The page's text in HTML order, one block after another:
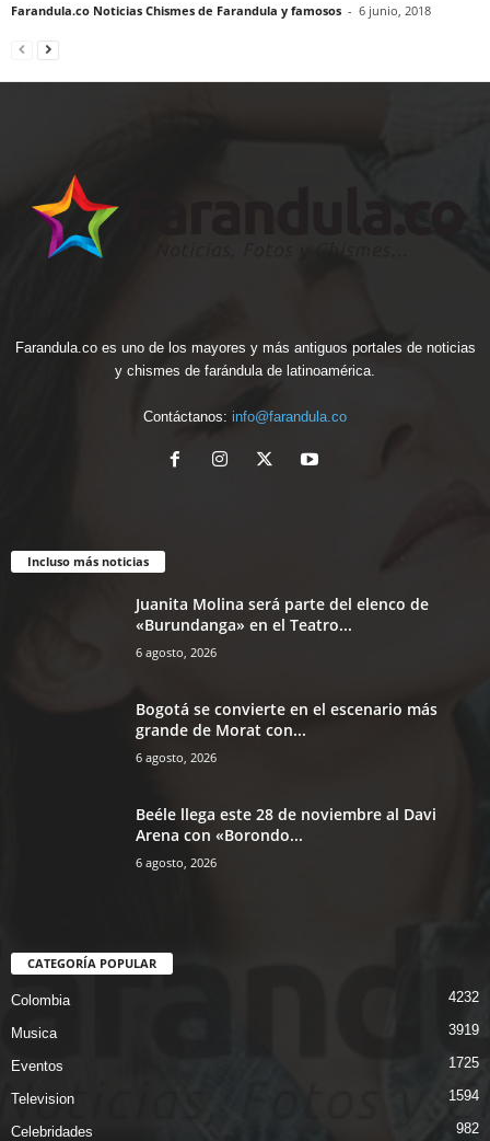
Farandula.co Noticias Chismes de Farandula y famosos - 6 junio, 2018
Farandula.co es uno de los mayores y más antiguos portales de noticias
y chismes de farándula de latinoamérica.
Contáctanos: info@farandula.co
Incluso más noticias
Juanita Molina será parte del elenco de
«Burundanga» en el Teatro...
6 agosto, 2026
Bogotá se convierte en el escenario más
grande de Morat con...
6 agosto, 2026
Beéle llega este 28 de noviembre al Davi
Arena con «Borondo...
6 agosto, 2026
CATEGORÍA POPULAR
Colombia 4232
Musica 3919
Eventos 1725
Television 1594
Celebridades 982